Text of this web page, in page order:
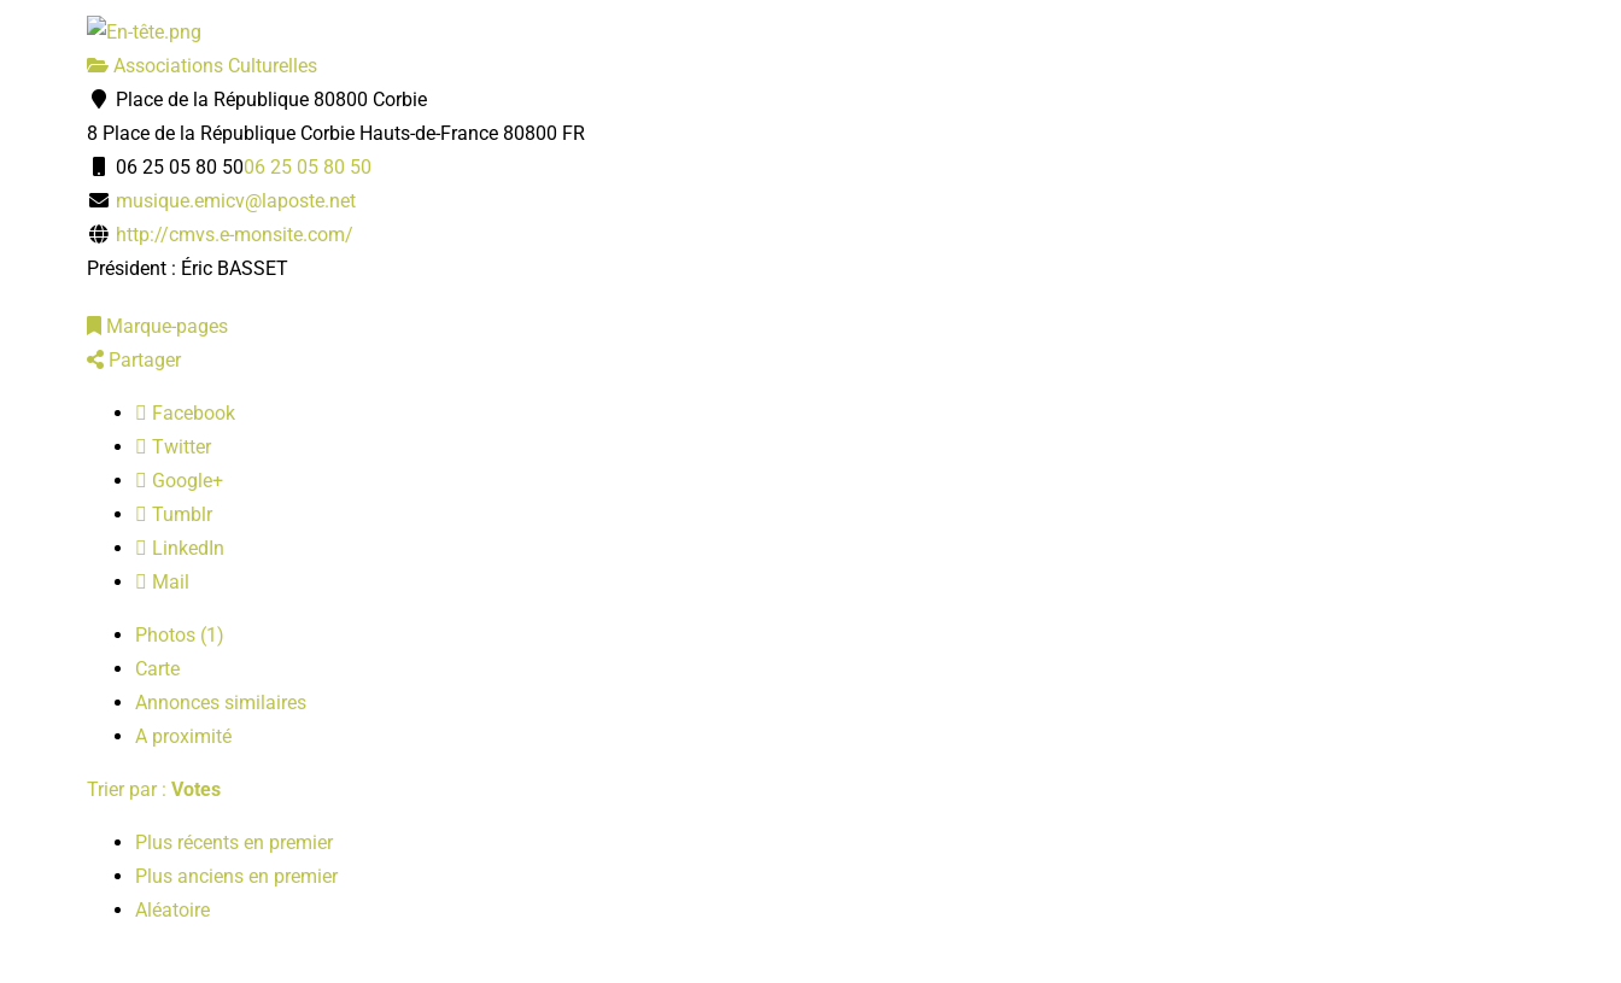
Associations Culturelles
Place de la République 80800 Corbie
8 Place de la République Corbie Hauts-de-France 80800 FR
06 25 05 80 5006 25 05 80 50
musique.emicv@laposte.net
http://cmvs.e-monsite.com/
Président : Éric BASSET
Marque-pages
Partager
Facebook
Twitter
Google+
Tumblr
LinkedIn
Mail
Photos (1)
Carte
Annonces similaires
A proximité
Trier par : Votes
Plus récents en premier
Plus anciens en premier
Aléatoire